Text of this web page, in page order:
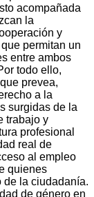
acompañada
la
y
permitan un
entre ambos
todo ello,
prevea,
a la
surgidas de la
trabajo y
profesional
real de
al empleo
quienes
de la ciudadanía.
de género en